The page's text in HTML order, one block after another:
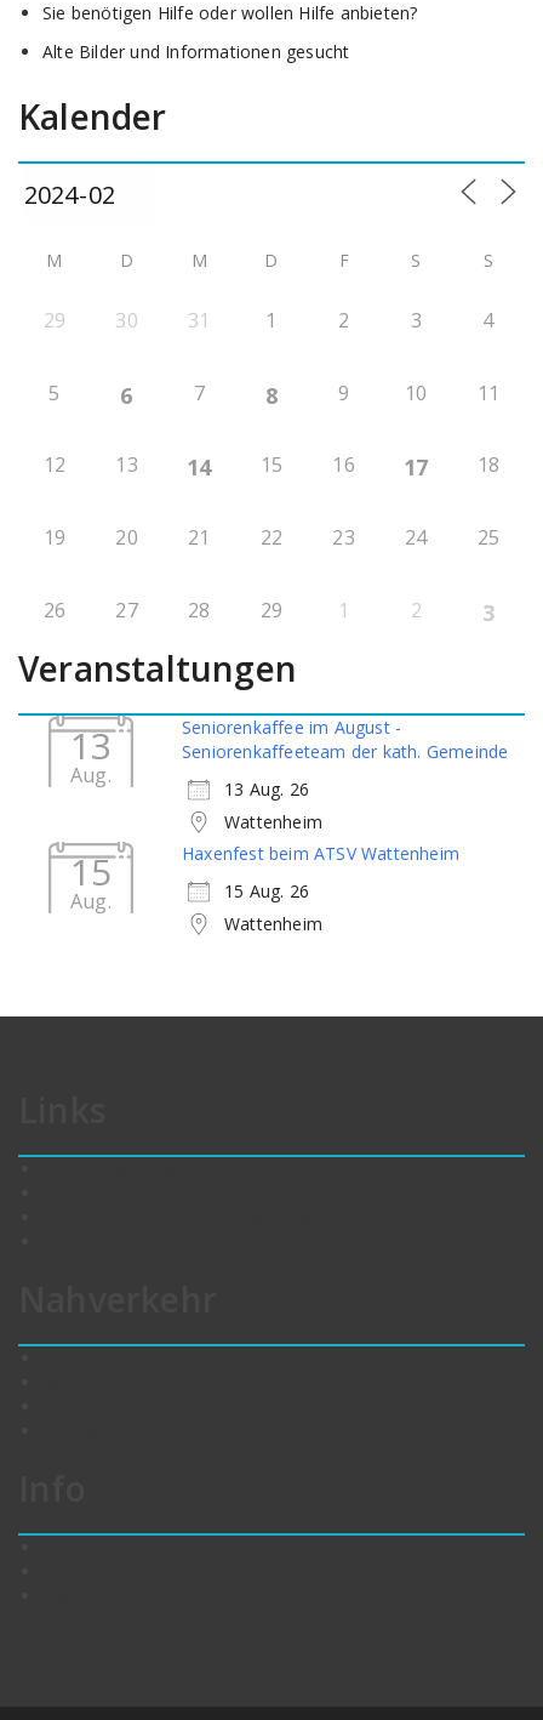
Sie benötigen Hilfe oder wollen Hilfe anbieten?
Alte Bilder und Informationen gesucht
Kalender
M D M D F S S
29 30 31 1 2 3 4
5 6 7 8 9 10 11
12 13 14 15 16 17 18
19 20 21 22 23 24 25
26 27 28 29 1 2 3
Veranstaltungen
13
Aug.
Seniorenkaffee im August -
Seniorenkaffeeteam der kath. Gemeinde
13 Aug. 26
Wattenheim
15
Aug.
Haxenfest beim ATSV Wattenheim
15 Aug. 26
Wattenheim